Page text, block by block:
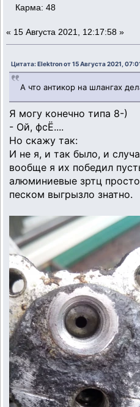
Карма: 48
« 15 Августа 2021, 12:17:58 »
Цитата: Elektron от 15 Августа 2021,
А что антикор на шлангах
Я могу конечно типа 8-)
- Ой, фсЁ....
Но скажу так:
И не я, и так было, и
вообще я их победил
алюминиевые зртц
песком выгрызло знатно.